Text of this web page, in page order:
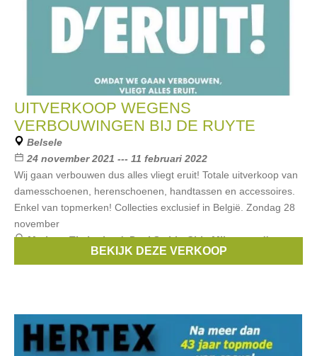
UITVERKOOP WEGENS
VERBOUWINGEN BIJ DE RUYTE
Belsele
24 november 2021 --- 11 februari 2022
Wij gaan verbouwen dus alles vliegt eruit! Totale uitverkoop van
damesschoenen, herenschoenen, handtassen en accessoires.
Enkel van topmerken! Collecties exclusief in België. Zondag 28
november
Merken:Timberland,Paul Smith,Chie Mihara,tod's,
BEKIJK DEZE VERKOOP